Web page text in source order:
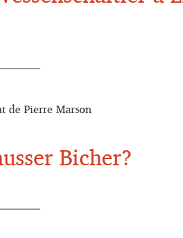
de Pierre Marson
Bicher?